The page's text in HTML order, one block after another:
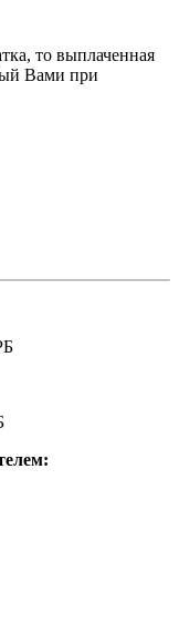
то выплаченная
Вами при